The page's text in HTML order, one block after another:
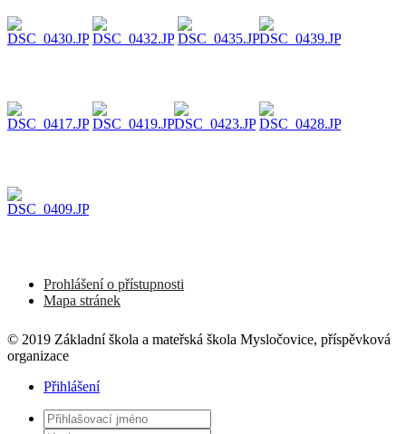
Prohlášení o přístupnosti
Mapa stránek
© 2019 Základní škola a mateřská škola Mysločovice, příspěvková
organizace
Přihlášení